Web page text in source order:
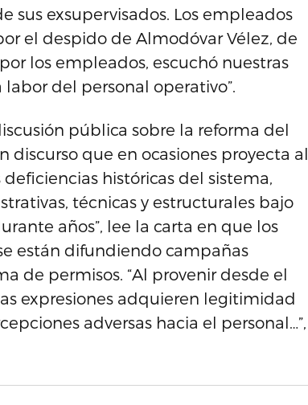
sus exsupervisados. Los empleados
el despido de Almodóvar Vélez, de
los empleados, escuchó nuestras
del personal operativo”.
pública sobre la reforma del
discurso que en ocasiones proyecta al
históricas del sistema,
técnicas y estructurales bajo
años”, lee la carta en que los
están difundiendo campañas
de permisos. “Al provenir desde el
expresiones adquieren legitimidad
adversas hacia el personal…”,